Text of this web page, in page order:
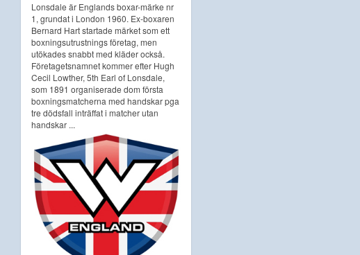
Lonsdale är Englands boxar-märke nr
1, grundat i London 1960. Ex-boxaren
Bernard Hart startade märket som ett
boxningsutrustnings företag, men
utökades snabbt med kläder också.
Företagetsnamnet kommer efter Hugh
Cecil Lowther, 5th Earl of Lonsdale,
som 1891 organiserade dom första
boxningsmatcherna med handskar pga
tre dödsfall inträffat i matcher utan
handskar ...